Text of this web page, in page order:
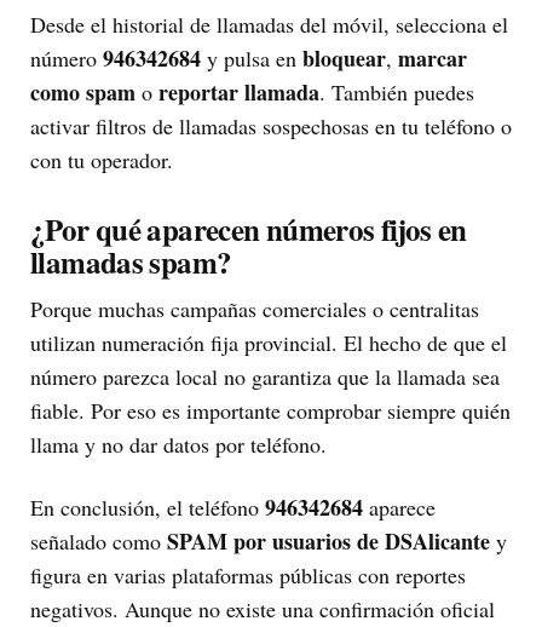
Desde el historial de llamadas del móvil, selecciona el
número 946342684 y pulsa en bloquear, marcar
como spam o reportar llamada. También puedes
activar filtros de llamadas sospechosas en tu teléfono o
con tu operador.
¿Por qué aparecen números fijos en
llamadas spam?
Porque muchas campañas comerciales o centralitas
utilizan numeración fija provincial. El hecho de que el
número parezca local no garantiza que la llamada sea
fiable. Por eso es importante comprobar siempre quién
llama y no dar datos por teléfono.
En conclusión, el teléfono 946342684 aparece
señalado como SPAM por usuarios de DSAlicante y
figura en varias plataformas públicas con reportes
negativos. Aunque no existe una confirmación oficial